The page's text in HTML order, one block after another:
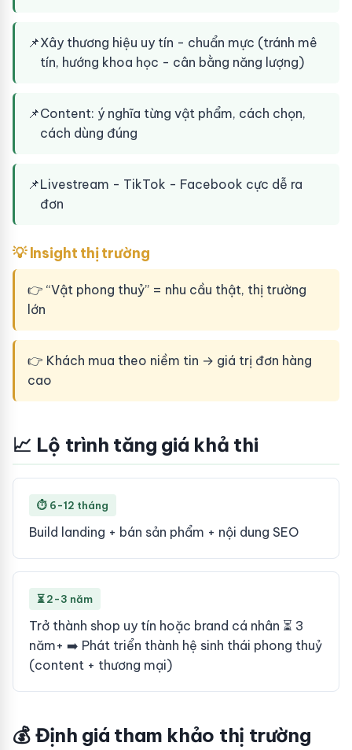
📌Xây thương hiệu uy tín - chuẩn mực (tránh mê
tín, hướng khoa học - cân bằng năng lượng)
📌Content: ý nghĩa từng vật phẩm, cách chọn,
cách dùng đúng
📌Livestream - TikTok - Facebook cực dễ ra
đơn
💡 Insight thị trường
👉 “Vật phong thuỷ” = nhu cầu thật, thị trường
lớn
👉 Khách mua theo niềm tin → giá trị đơn hàng
cao
📈 Lộ trình tăng giá khả thi
⏱ 6-12 tháng
Build landing + bán sản phẩm + nội dung SEO
⏳ 2-3 năm
Trở thành shop uy tín hoặc brand cá nhân ⏳ 3
năm+ ➡️ Phát triển thành hệ sinh thái phong thuỷ
(content + thương mại)
💰 Định giá tham khảo thị trường